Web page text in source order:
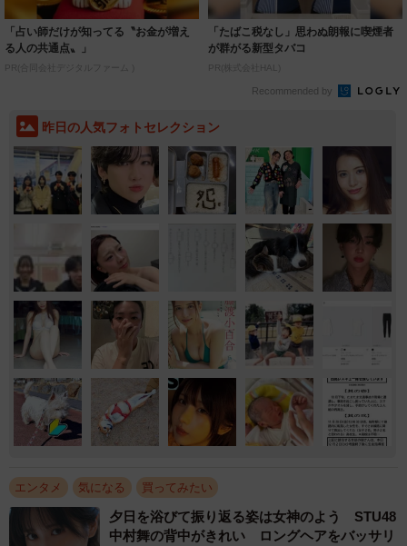
「占い師だけが知ってる〝お金が増え
る人の共通点〟」
PR(合同会社デジタルファーム )
「たばこ税なし」思わぬ朗報に喫煙者
が群がる新型タバコ
PR(株式会社HAL)
Recommended by
昨日の人気フォトセレクション
エンタメ 気になる 買ってみたい
夕日を浴びて振り返る姿は女神のよう STU48
中村舞の背中がきれい ロングヘアをバッサリ